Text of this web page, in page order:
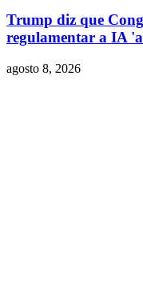
Trump diz que
regulamentar a IA
agosto 8, 2026